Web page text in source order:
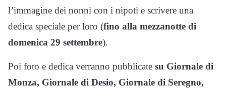
l’immagine dei nonni con i nipoti e scrivere una
dedica speciale per loro (fino alla mezzanotte di
domenica 29 settembre).
Poi foto e dedica verranno pubblicate su Giornale di
Monza, Giornale di Desio, Giornale di Seregno,